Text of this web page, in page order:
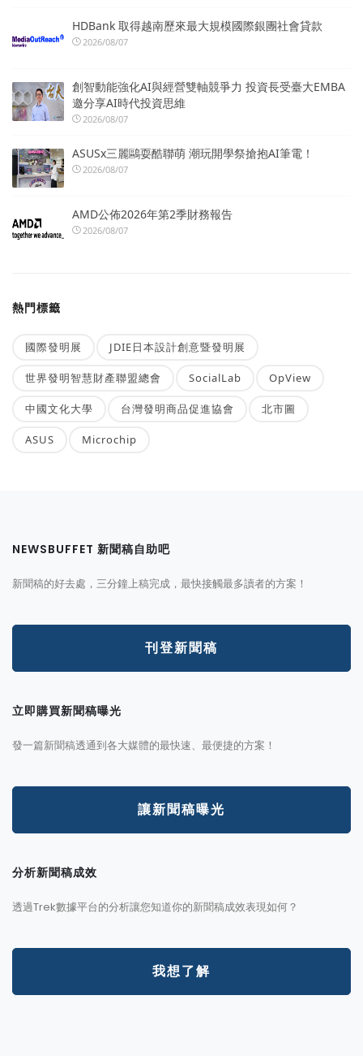
HDBank 取得越南歷來最大規模國際銀團社會貸款
2026/08/07
創智動能強化AI與經營雙軸競爭力 投資長受臺大EMBA
邀分享AI時代投資思維
2026/08/07
ASUSx三麗鷗耍酷聯萌 潮玩開學祭搶抱AI筆電！
2026/08/07
AMD公佈2026年第2季財務報告
2026/08/07
熱門標籤
國際發明展 JDIE日本設計創意暨發明展
世界發明智慧財產聯盟總會 SocialLab OpView
中國文化大學 台灣發明商品促進協會 北市圖
ASUS Microchip
NEWSBUFFET 新聞稿自助吧
新聞稿的好去處，三分鐘上稿完成，最快接觸最多讀者的方案！
刊登新聞稿
立即購買新聞稿曝光
發一篇新聞稿透通到各大媒體的最快速、最便捷的方案！
讓新聞稿曝光
分析新聞稿成效
透過Trek數據平台的分析讓您知道你的新聞稿成效表現如何？
我想了解